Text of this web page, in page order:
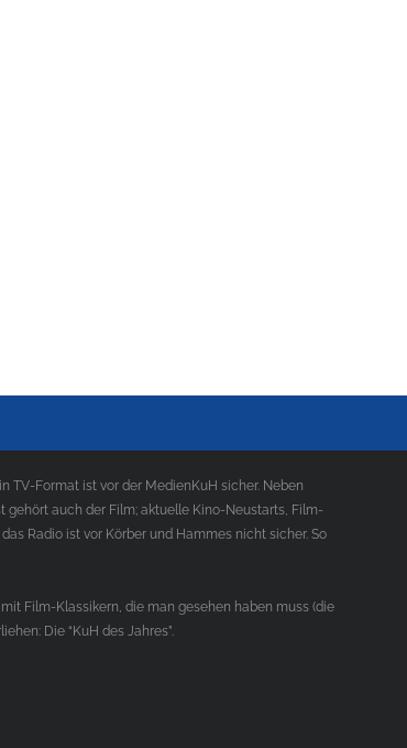
TV-Format ist vor der MedienKuH sicher. Neben
auch der Film; aktuelle Kino-Neustarts, Film-
Radio ist vor Körber und Hammes nicht sicher. So
Film-Klassikern, die man gesehen haben muss (die
Die “KuH des Jahres”.